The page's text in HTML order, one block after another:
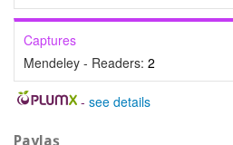
Captures
Mendeley - Readers: 2
- see details
Paylaş